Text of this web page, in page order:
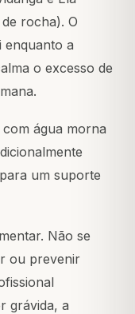
rocha). O
enquanto a
o excesso de
água morna
um suporte
Não se
ou prevenir
grávida, a